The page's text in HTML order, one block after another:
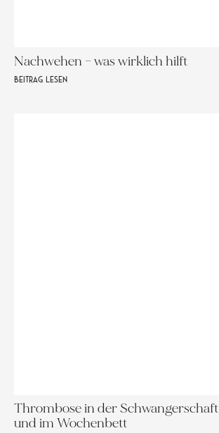
Nachwehen – was wirklich hilft
BEITRAG LESEN
Thrombose in der Schwangerschaft
und im Wochenbett